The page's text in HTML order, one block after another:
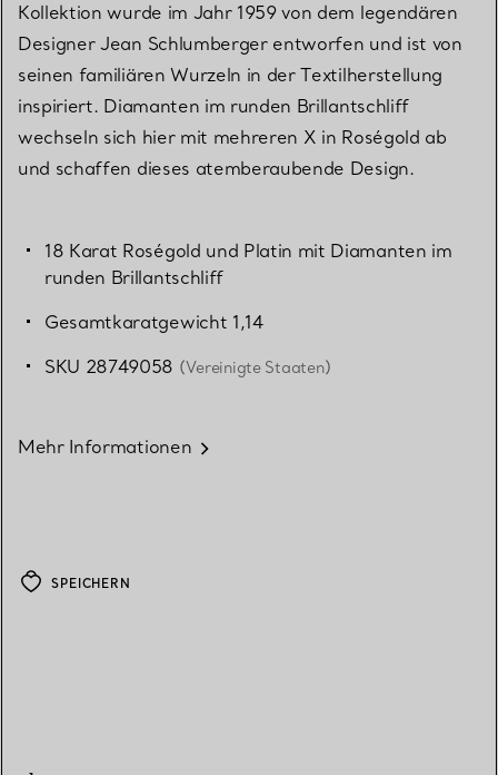
Kollektion wurde im Jahr 1959 von dem legendären
Designer Jean Schlumberger entworfen und ist von
seinen familiären Wurzeln in der Textilherstellung
inspiriert. Diamanten im runden Brillantschliff
wechseln sich hier mit mehreren X in Roségold ab
und schaffen dieses atemberaubende Design.
18 Karat Roségold und Platin mit Diamanten im
runden Brillantschliff
Gesamtkaratgewicht 1,14
SKU 28749058 (Vereinigte Staaten)
Mehr Informationen
SPEICHERN